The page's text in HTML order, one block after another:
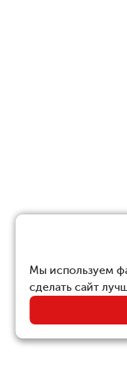
Мы используем
сделать сайт